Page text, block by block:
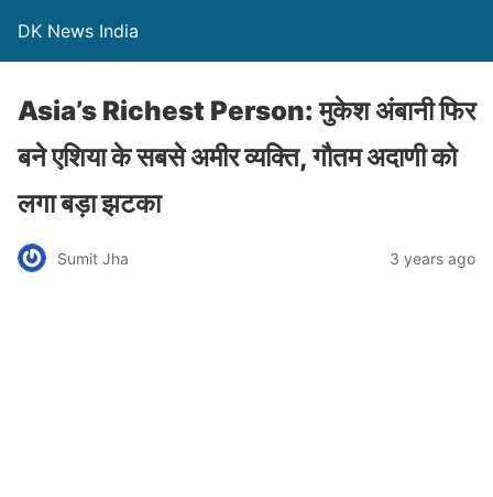
DK News India
Asia’s Richest Person: मुकेश अंबानी फिर
बने एशिया के सबसे अमीर व्यक्ति, गौतम अदाणी को
लगा बड़ा झटका
Sumit Jha 3 years ago